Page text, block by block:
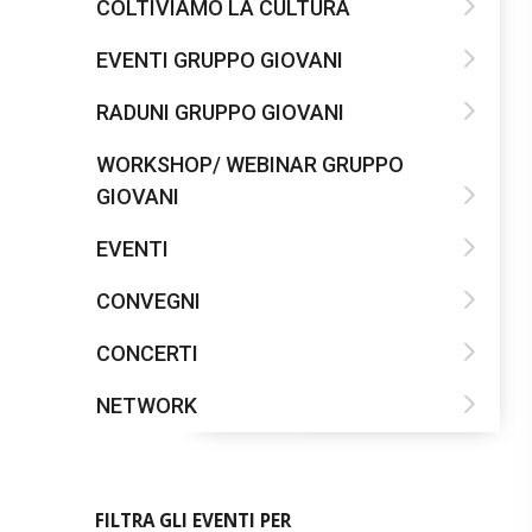
COLTIVIAMO LA CULTURA
EVENTI GRUPPO GIOVANI
RADUNI GRUPPO GIOVANI
WORKSHOP/ WEBINAR GRUPPO
GIOVANI
EVENTI
CONVEGNI
CONCERTI
NETWORK
FILTRA GLI EVENTI PER